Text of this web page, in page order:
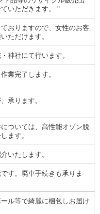
いただきます。 "
おりますので、女性のお客
ただけます。
神社にて行います。
業完了します。
承ります。
ついては、高性能オゾン脱
ます。
いたします。
す。廃車手続きも承りま
ル等で綺麗に梱包しお届け